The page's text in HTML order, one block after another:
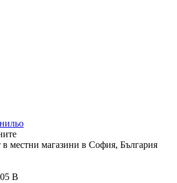
в местни магазини в София, България
В